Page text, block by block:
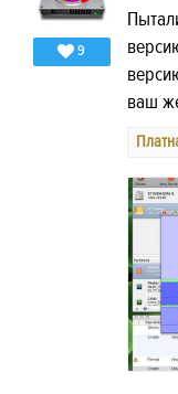
9
ваш